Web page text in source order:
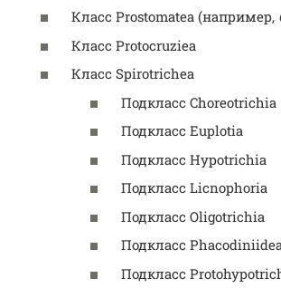
Класс Prostomatea (например,
Класс Protocruziea
Класс Spirotrichea
Подкласс Choreotrichia
Подкласс Euplotia
Подкласс Hypotrichia
Подкласс Licnophoria
Подкласс Oligotrichia
Подкласс
Подкласс